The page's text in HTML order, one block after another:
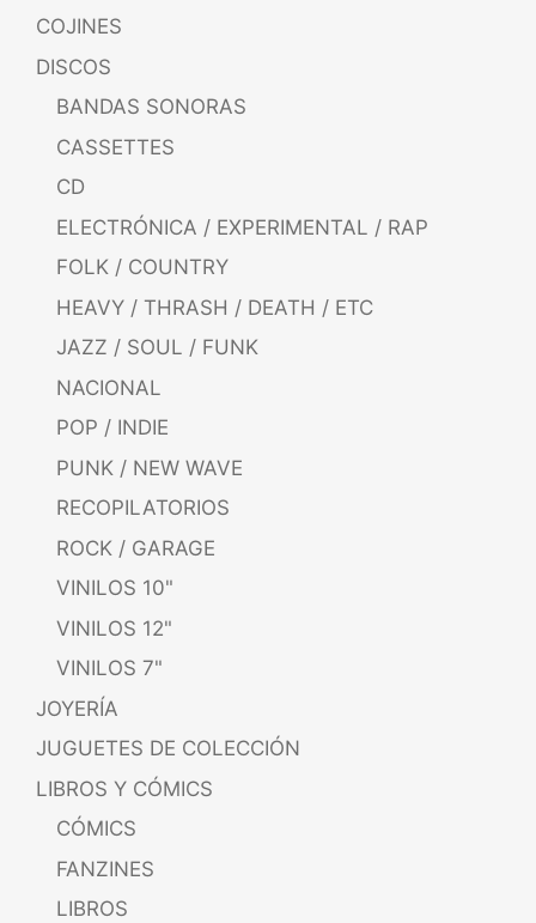
COJINES
DISCOS
BANDAS SONORAS
CASSETTES
CD
ELECTRÓNICA / EXPERIMENTAL / RAP
FOLK / COUNTRY
HEAVY / THRASH / DEATH / ETC
JAZZ / SOUL / FUNK
NACIONAL
POP / INDIE
PUNK / NEW WAVE
RECOPILATORIOS
ROCK / GARAGE
VINILOS 10"
VINILOS 12"
VINILOS 7"
JOYERÍA
JUGUETES DE COLECCIÓN
LIBROS Y CÓMICS
CÓMICS
FANZINES
LIBROS